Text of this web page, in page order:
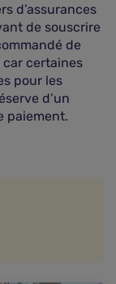
d’assurances
de souscrire
de
car certaines
pour les
d’un
paiement.